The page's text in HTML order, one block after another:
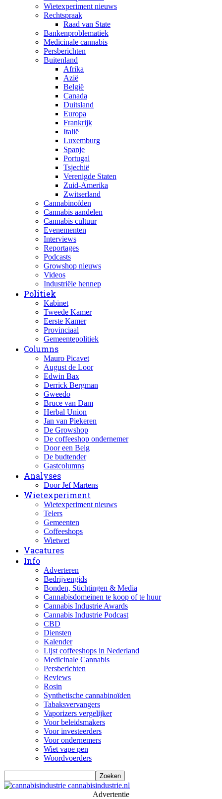
Wietexperiment nieuws
Rechtspraak
Raad van State
Bankenproblematiek
Medicinale cannabis
Persberichten
Buitenland
Afrika
Azië
België
Canada
Duitsland
Europa
Frankrijk
Italië
Luxemburg
Spanje
Portugal
Tsjechië
Verenigde Staten
Zuid-Amerika
Zwitserland
Cannabinoïden
Cannabis aandelen
Cannabis cultuur
Evenementen
Interviews
Reportages
Podcasts
Growshop nieuws
Videos
Industriële hennep
Politiek
Kabinet
Tweede Kamer
Eerste Kamer
Provinciaal
Gemeentepolitiek
Columns
Mauro Picavet
August de Loor
Edwin Bax
Derrick Bergman
Gweedo
Bruce van Dam
Herbal Union
Jan van Piekeren
De Growshop
De coffeeshop ondernemer
Door een Belg
De budtender
Gastcolumns
Analyses
Door Jef Martens
Wietexperiment
Wietexperiment nieuws
Telers
Gemeenten
Coffeeshops
Wietwet
Vacatures
Info
Adverteren
Bedrijvengids
Bonden, Stichtingen & Media
Cannabisdomeinen te koop of te huur
Cannabis Industrie Awards
Cannabis Industrie Podcast
CBD
Diensten
Kalender
Lijst coffeeshops in Nederland
Medicinale Cannabis
Persberichten
Reviews
Rosin
Synthetische cannabinoïden
Tabaksvervangers
Vaporizers vergelijker
Voor beleidsmakers
Voor investeerders
Voor ondernemers
Wiet vape pen
Woordvoerders
cannabisindustrie.nl
Advertentie